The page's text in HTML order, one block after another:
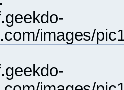
images/